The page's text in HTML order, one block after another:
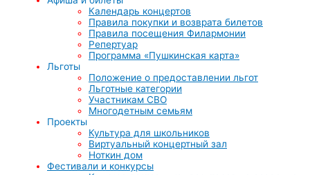
Календарь концертов
Правила покупки и возврата билетов
Правила посещения Филармонии
Репертуар
Программа «Пушкинская карта»
Льготы
Положение о предоставлении льгот
Льготные категории
Участникам СВО
Многодетным семьям
Проекты
Культура для школьников
Виртуальный концертный зал
Ноткин дом
Фестивали и конкурсы